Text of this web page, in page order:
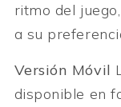
ritmo del
a su
Versión Móvil
disponible en